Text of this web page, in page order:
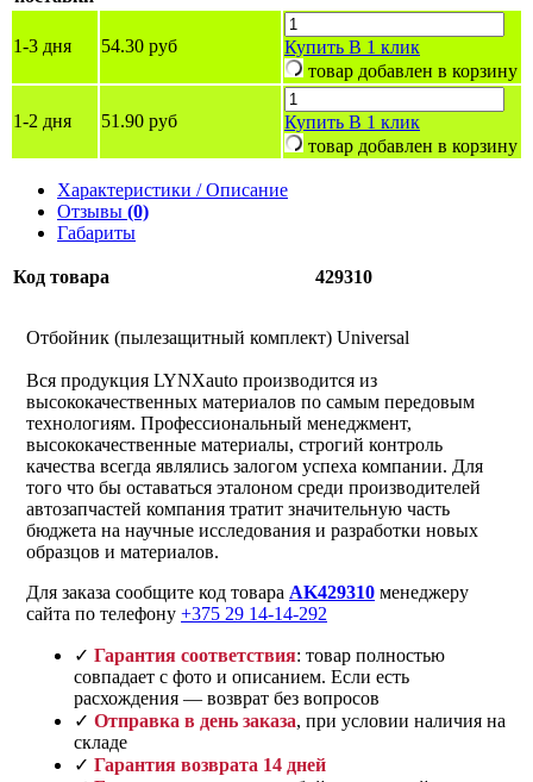
1-3 дня 54.30 руб Купить В 1 клик
товар добавлен в корзину
1-2 дня 51.90 руб Купить В 1 клик
товар добавлен в корзину
Характеристики / Описание
Отзывы (0)
Габариты
Код товара 429310
Отбойник (пылезащитный комплект) Universal
Вся продукция LYNXauto производится из
высококачественных материалов по самым передовым
технологиям. Профессиональный менеджмент,
высококачественные материалы, строгий контроль
качества всегда являлись залогом успеха компании. Для
того что бы оставаться эталоном среди производителей
автозапчастей компания тратит значительную часть
бюджета на научные исследования и разработки новых
образцов и материалов.
Для заказа сообщите код товара AK429310 менеджеру
сайта по телефону +375 29 14-14-292
✓ Гарантия соответствия: товар полностью
совпадает с фото и описанием. Если есть
расхождения — возврат без вопросов
✓ Отправка в день заказа, при условии наличия на
складе
✓ Гарантия возврата 14 дней